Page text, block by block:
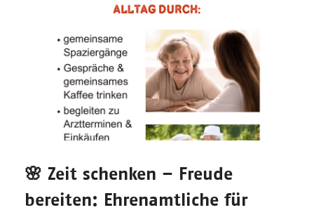
🌸 Zeit schenken – Freude
bereiten: Ehrenamtliche für